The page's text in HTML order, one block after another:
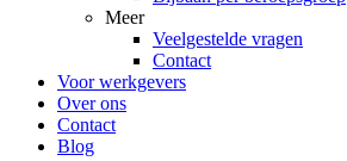
Meer
Veelgestelde vragen
Contact
Voor werkgevers
Over ons
Contact
Blog